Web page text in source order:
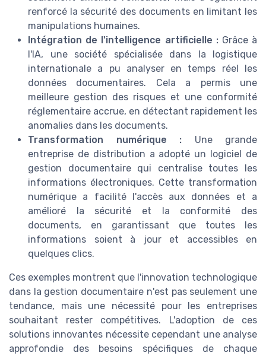
renforcé la sécurité des documents en limitant les
manipulations humaines.
Intégration de l'intelligence artificielle :Grâce à
l'IA, une société spécialisée dans la logistique
internationale a pu analyser en temps réel les
données documentaires. Cela a permis une
meilleure gestion des risques et une conformité
réglementaire accrue, en détectant rapidement les
anomalies dans les documents.
Transformation numérique : Une grande
entreprise de distribution a adopté un logiciel de
gestion documentaire qui centralise toutes les
informations électroniques. Cette transformation
numérique a facilité l'accès aux données et a
amélioré la sécurité et la conformité des
documents, en garantissant que toutes les
informations soient à jour et accessibles en
quelques clics.
Ces exemples montrent que l'innovation technologique
dans la gestion documentaire n'est pas seulement une
tendance, mais une nécessité pour les entreprises
souhaitant rester compétitives. L'adoption de ces
solutions innovantes nécessite cependant une analyse
approfondie des besoins spécifiques de chaque